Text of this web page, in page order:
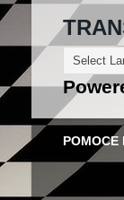
POMOCE